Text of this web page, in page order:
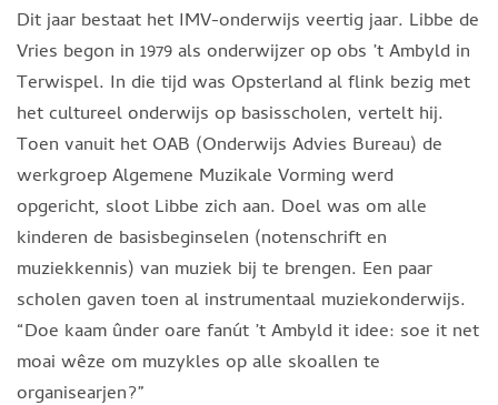
Dit jaar bestaat het IMV-onderwijs veertig jaar. Libbe de
Vries begon in 1979 als onderwijzer op obs ’t Ambyld in
Terwispel. In die tijd was Opsterland al flink bezig met
het cultureel onderwijs op basisscholen, vertelt hij.
Toen vanuit het OAB (Onderwijs Advies Bureau) de
werkgroep Algemene Muzikale Vorming werd
opgericht, sloot Libbe zich aan. Doel was om alle
kinderen de basisbeginselen (notenschrift en
muziekkennis) van muziek bij te brengen. Een paar
scholen gaven toen al instrumentaal muziekonderwijs.
“Doe kaam ûnder oare fanút ’t Ambyld it idee: soe it net
moai wêze om muzykles op alle skoallen te
organisearjen?”